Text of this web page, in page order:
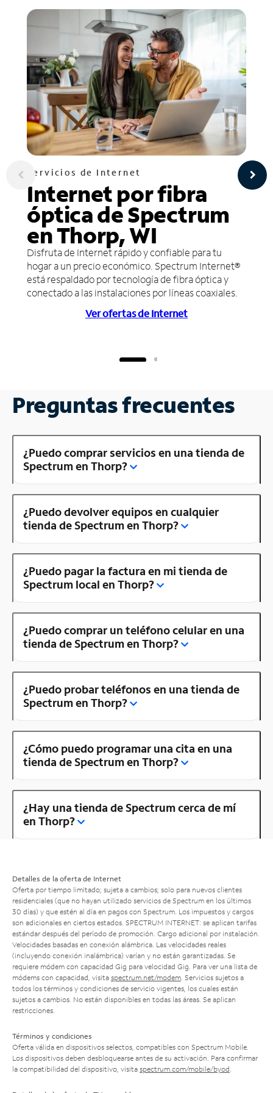
Servicios de Internet
Internet por fibra
óptica de Spectrum
en Thorp, WI
Disfruta de Internet rápido y confiable para tu
hogar a un precio económico. Spectrum Internet®
está respaldado por tecnología de fibra óptica y
conectado a las instalaciones por líneas coaxiales.
Ver ofertas de Internet
Preguntas frecuentes
¿Puedo comprar servicios en una tienda de
Spectrum en Thorp?
¿Puedo devolver equipos en cualquier
tienda de Spectrum en Thorp?
¿Puedo pagar la factura en mi tienda de
Spectrum local en Thorp?
¿Puedo comprar un teléfono celular en una
tienda de Spectrum en Thorp?
¿Puedo probar teléfonos en una tienda de
Spectrum en Thorp?
¿Cómo puedo programar una cita en una
tienda de Spectrum en Thorp?
¿Hay una tienda de Spectrum cerca de mí
en Thorp?
Detalles de la oferta de Internet
Oferta por tiempo limitado; sujeta a cambios; solo para nuevos clientes
residenciales (que no hayan utilizado servicios de Spectrum en los últimos
30 días) y que estén al día en pagos con Spectrum. Los impuestos y cargos
son adicionales en ciertos estados. SPECTRUM INTERNET: se aplican tarifas
estándar después del período de promoción. Cargo adicional por instalación.
Velocidades basadas en conexión alámbrica. Las velocidades reales
(incluyendo conexión inalámbrica) varían y no están garantizadas. Se
requiere módem con capacidad Gig para velocidad Gig. Para ver una lista de
módems con capacidad, visita spectrum.net/modem . Servicios sujetos a
todos los términos y condiciones de servicio vigentes, los cuales están
sujetos a cambios. No están disponibles en todas las áreas. Se aplican
restricciones.
Términos y condiciones
Oferta válida en dispositivos selectos, compatibles con Spectrum Mobile.
Los dispositivos deben desbloquearse antes de su activación. Para confirmar
la compatibilidad del dispositivo, visita spectrum.com/mobile/byod